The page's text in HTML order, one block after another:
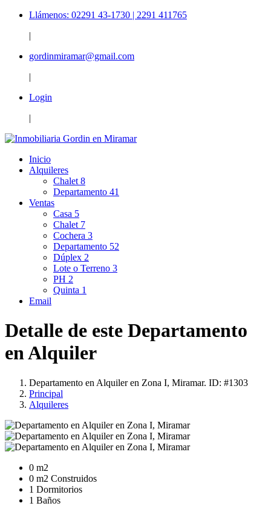
Llámenos: 02291 43-1730 | 2291 411765
|
gordinmiramar@gmail.com
|
Login
|
Inicio
Alquileres
Chalet 8
Departamento 41
Ventas
Casa 5
Chalet 7
Cochera 3
Departamento 52
Dúplex 2
Lote o Terreno 3
PH 2
Quinta 1
Email
Detalle de este Departamento
en Alquiler
Departamento en Alquiler en Zona I, Miramar. ID: #1303
Principal
Alquileres
0 m2
0 m2 Construidos
1 Dormitorios
1 Baños